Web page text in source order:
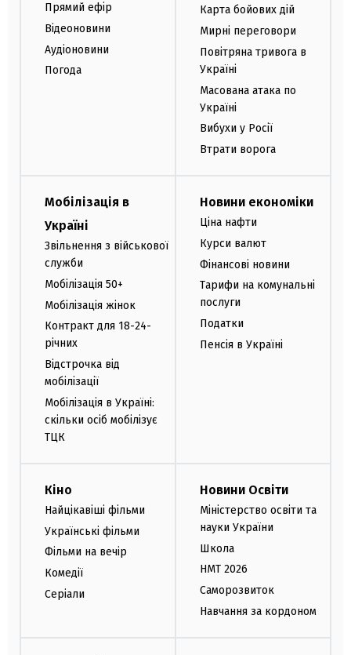
Прямий ефір
Відеоновини
Аудіоновини
Погода
Карта бойових дій
Мирні переговори
Повітряна тривога в
Україні
Масована атака по
Україні
Вибухи у Росії
Втрати ворога
Мобілізація в
Україні
Звільнення з військової
служби
Мобілізація 50+
Мобілізація жінок
Контракт для 18-24-
річних
Відстрочка від
мобілізації
Мобілізація в Україні:
скільки осіб мобілізує
ТЦК
Новини економіки
Ціна нафти
Курси валют
Фінансові новини
Тарифи на комунальні
послуги
Податки
Пенсія в Україні
Кіно
Найцікавіші фільми
Українські фільми
Фільми на вечір
Комедії
Серіали
Новини Освіти
Міністерство освіти та
науки України
Школа
НМТ 2026
Саморозвиток
Навчання за кордоном